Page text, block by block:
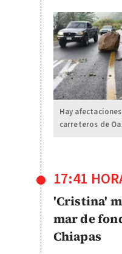
Hay
carreteros de
17:41
'Cristina'
mar de
Chiapas